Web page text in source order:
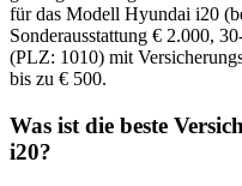
für das Modell Hyundai i20 (
Sonderausstattung € 2.000,
(PLZ: 1010) mit
bis zu € 500.
Was ist die beste
i20?